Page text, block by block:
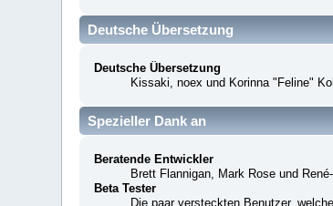
Deutsche Übersetzung
Deutsche Übersetzung
Kissaki, noex und Korinna "Feline"
Spezieller Dank an
Beratende Entwickler
Brett Flannigan, Mark Rose und
Beta Tester
Die paar versteckten Benutzer,